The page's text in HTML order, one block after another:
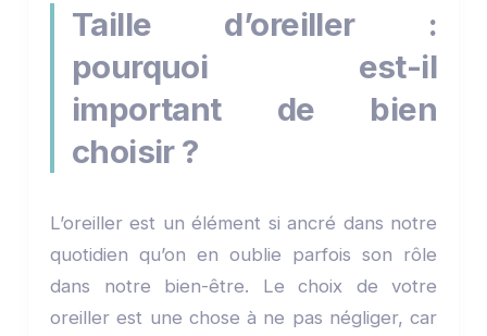
Taille d’oreiller :
pourquoi est-il
important de bien
choisir ?
L’oreiller est un élément si ancré dans notre
quotidien qu’on en oublie parfois son rôle
dans notre bien-être. Le choix de votre
oreiller est une chose à ne pas négliger, car